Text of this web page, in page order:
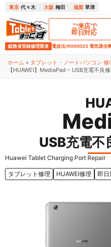
東京 代々木 大阪 梅田 滋賀 草津
ご来店で
即日対応
総務省登録修理業者 電波法/R000025 電気通信
ホーム » タブレット・ノートパソコン 修
【HUAWEI】MediaPad – USB充電不良
USB充電不
Huawei Tablet Charging Port Repair
タブレット修理 HUAWEI修理 即日